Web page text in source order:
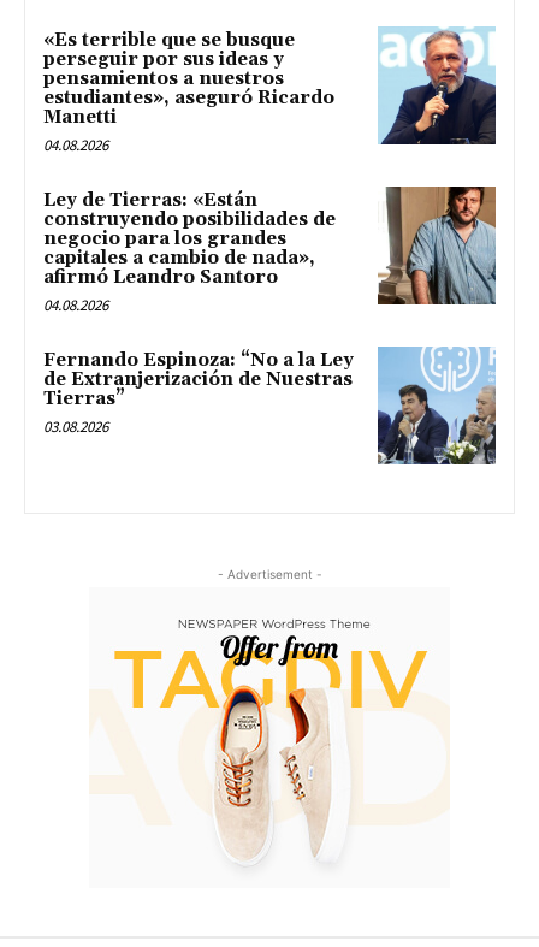
«Es terrible que se busque
perseguir por sus ideas y
pensamientos a nuestros
estudiantes», aseguró Ricardo
Manetti
04.08.2026
Ley de Tierras: «Están
construyendo posibilidades de
negocio para los grandes
capitales a cambio de nada»,
afirmó Leandro Santoro
04.08.2026
Fernando Espinoza: “No a la Ley
de Extranjerización de Nuestras
Tierras”
03.08.2026
- Advertisement -